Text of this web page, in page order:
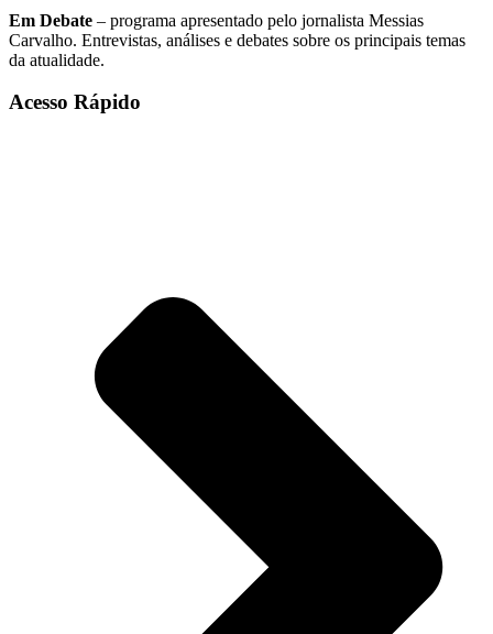
Em Debate – programa apresentado pelo jornalista Messias
Carvalho. Entrevistas, análises e debates sobre os principais temas
da atualidade.
Acesso Rápido